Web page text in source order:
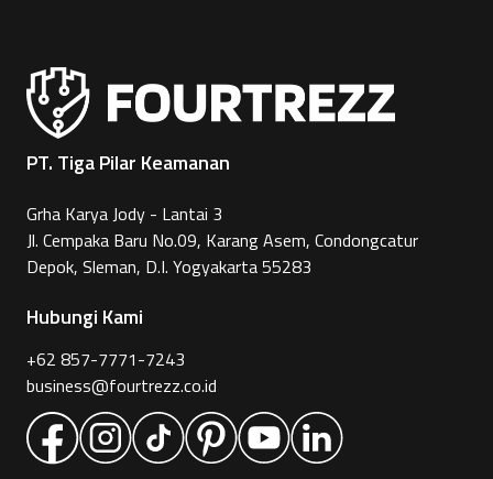
PT. Tiga Pilar Keamanan
Grha Karya Jody - Lantai 3
Jl. Cempaka Baru No.09, Karang Asem, Condongcatur
Depok, Sleman, D.I. Yogyakarta 55283
Hubungi Kami
+62 857-7771-7243
business@fourtrezz.co.id